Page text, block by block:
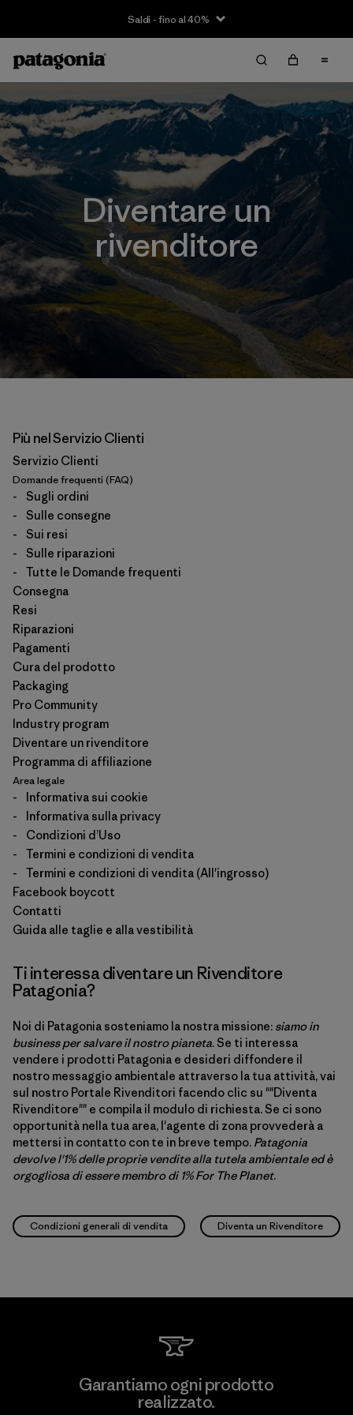
Saldi - fino al 40%
Diventare un
rivenditore
Più nel Servizio Clienti
Servizio Clienti
Domande frequenti (FAQ)
-
Sugli ordini
-
Sulle consegne
-
Sui resi
-
Sulle riparazioni
-
Tutte le Domande frequenti
Consegna
Resi
Riparazioni
Pagamenti
Cura del prodotto
Packaging
Pro Community
Industry program
Diventare un rivenditore
Programma di affiliazione
Area legale
-
Informativa sui cookie
-
Informativa sulla privacy
-
Condizioni d’Uso
-
Termini e condizioni di vendita
-
Termini e condizioni di vendita (All'ingrosso)
Facebook boycott
Contatti
Guida alle taglie e alla vestibilità
Ti interessa diventare un Rivenditore
Patagonia?
Noi di Patagonia sosteniamo la nostra missione: siamo in
business per salvare il nostro pianeta. Se ti interessa
vendere i prodotti Patagonia e desideri diffondere il
nostro messaggio ambientale attraverso la tua attività, vai
sul nostro Portale Rivenditori facendo clic su ""Diventa
Rivenditore"" e compila il modulo di richiesta. Se ci sono
opportunità nella tua area, l'agente di zona provvederà a
mettersi in contatto con te in breve tempo. Patagonia
devolve l'1% delle proprie vendite alla tutela ambientale ed è
orgogliosa di essere membro di 1% For The Planet.
Condizioni generali di vendita Diventa un Rivenditore
Garantiamo ogni prodotto
realizzato.